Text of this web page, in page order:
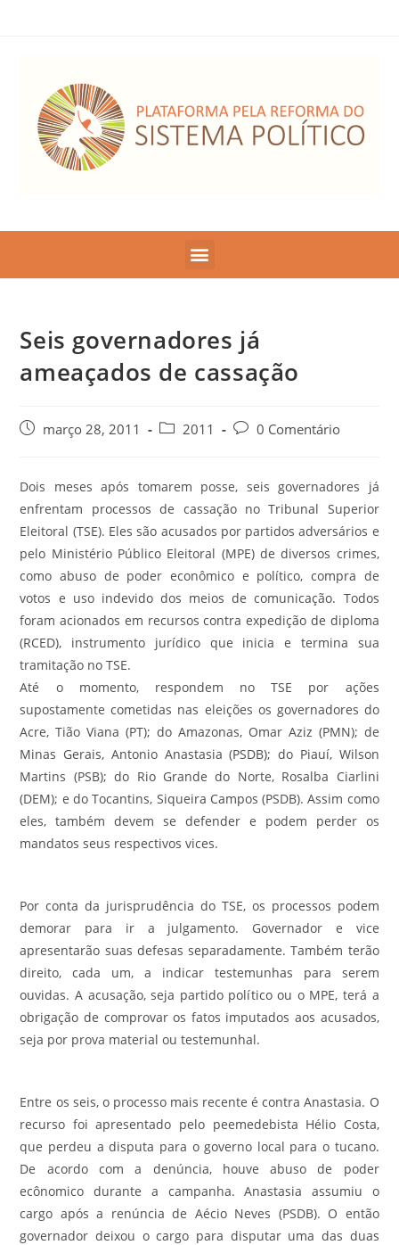
Seis governadores já
ameaçados de cassação
março 28, 2011 2011 0 Comentário
Dois meses após tomarem posse, seis governadores já
enfrentam processos de cassação no Tribunal Superior
Eleitoral (TSE). Eles são acusados por partidos adversários e
pelo Ministério Público Eleitoral (MPE) de diversos crimes,
como abuso de poder econômico e político, compra de
votos e uso indevido dos meios de comunicação. Todos
foram acionados em recursos contra expedição de diploma
(RCED), instrumento jurídico que inicia e termina sua
tramitação no TSE.
Até o momento, respondem no TSE por ações
supostamente cometidas nas eleições os governadores do
Acre, Tião Viana (PT); do Amazonas, Omar Aziz (PMN); de
Minas Gerais, Antonio Anastasia (PSDB); do Piauí, Wilson
Martins (PSB); do Rio Grande do Norte, Rosalba Ciarlini
(DEM); e do Tocantins, Siqueira Campos (PSDB). Assim como
eles, também devem se defender e podem perder os
mandatos seus respectivos vices.
Por conta da jurisprudência do TSE, os processos podem
demorar para ir a julgamento. Governador e vice
apresentarão suas defesas separadamente. Também terão
direito, cada um, a indicar testemunhas para serem
ouvidas. A acusação, seja partido político ou o MPE, terá a
obrigação de comprovar os fatos imputados aos acusados,
seja por prova material ou testemunhal.
Entre os seis, o processo mais recente é contra Anastasia. O
recurso foi apresentado pelo peemedebista Hélio Costa,
que perdeu a disputa para o governo local para o tucano.
De acordo com a denúncia, houve abuso de poder
ecônomico durante a campanha. Anastasia assumiu o
cargo após a renúncia de Aécio Neves (PSDB). O então
governador deixou o cargo para disputar uma das duas